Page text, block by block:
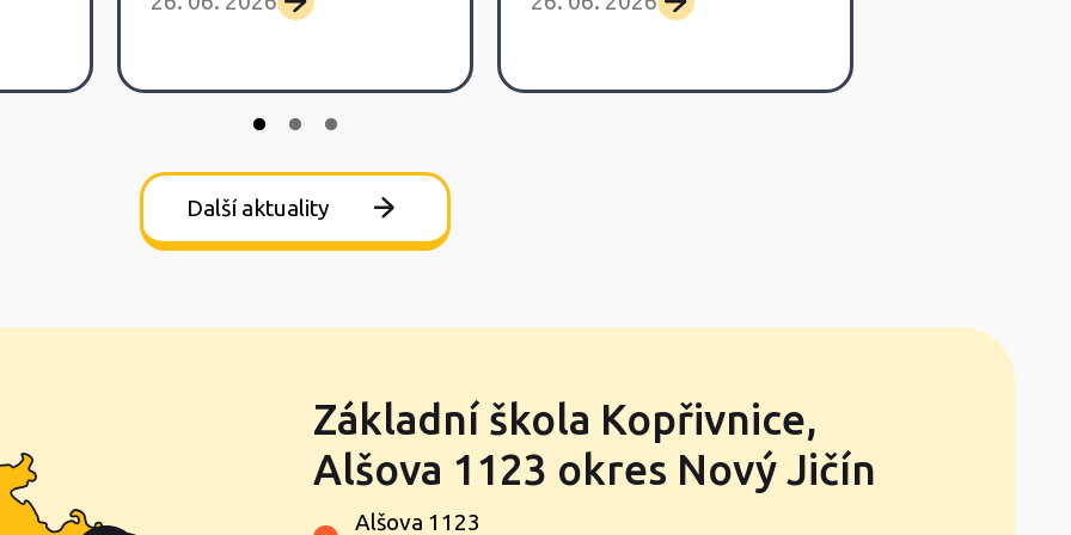
Další aktuality
Základní škola Kopřivnice,
Alšova 1123 okres Nový Jičín
Alšova 1123